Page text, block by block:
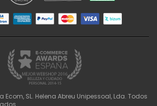
Ecom, SL. Helena Abreu Unipessoal, Lda. Todos